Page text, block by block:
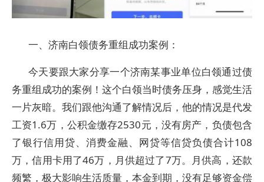
一、济南白领债务重组成功案例：
今天要跟大家分享一个济南某事业单位白领通过债
务重组成功的案例！这个白领当时债务压身，感觉生活
一片灰暗。我们跟他沟通了解情况后，他的情况是代发
工资1.6万，公积金缴存2530元，没有房产，负债包含
了银行信用贷、消费金融、网贷等信贷负债合计108
万，信用卡用了46万，月供超过了7万。月供高，还款
频繁，极大影响生活质量，本金到期，没有足够资金偿